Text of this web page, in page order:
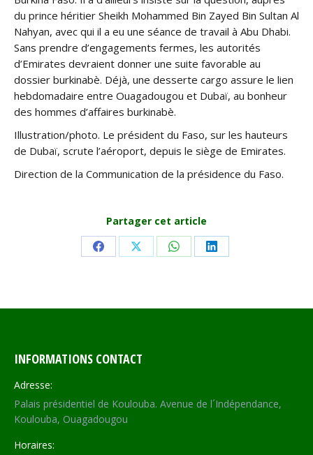
du prince héritier Sheikh Mohammed Bin Zayed Bin Sultan Al
Nahyan, avec qui il a eu une séance de travail à Abu Dhabi.
Sans prendre d’engagements fermes, les autorités
d’Emirates devraient donner une suite favorable au
dossier burkinabè. Déjà, une desserte cargo assure le lien
hebdomadaire entre Ouagadougou et Dubaï, au bonheur
des hommes d’affaires burkinabè.
Illustration/photo. Le président du Faso, sur les hauteurs
de Dubaï, scrute l’aéroport, depuis le siège de Emirates.
Direction de la Communication de la présidence du Faso.
Partager cet article
Share Share Share Share
INFORMATIONS CONTACT
Adresse:
Palais présidentiel de Koulouba. Avenue de l´Indépendance,
Koulouba, Ouagadougou
Horaires: